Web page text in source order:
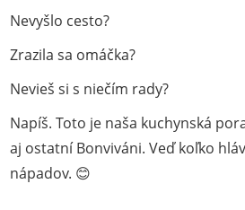
Nevyšlo cesto?
Zrazila sa omáčka?
Nevieš si s niečím rady?
Napíš. Toto je naša kuchynská
aj ostatní Bonviváni. Veď koľko
nápadov. 😊